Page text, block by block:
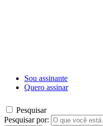
Sou assinante
Quero assinar
Pesquisar
Pesquisar por: